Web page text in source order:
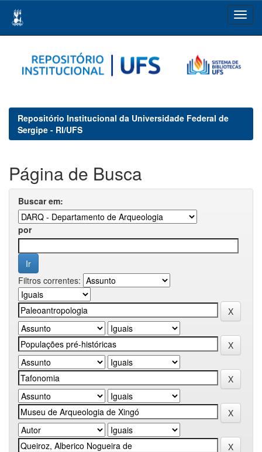
navigation
Repositório Institucional da Universidade Federal de
Sergipe - RI/UFS
Página de Busca
Buscar em:
por
Filtros correntes: